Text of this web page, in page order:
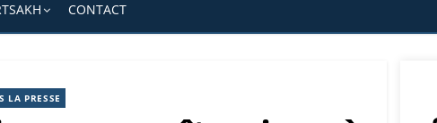
CONTACT
LA PRESSE